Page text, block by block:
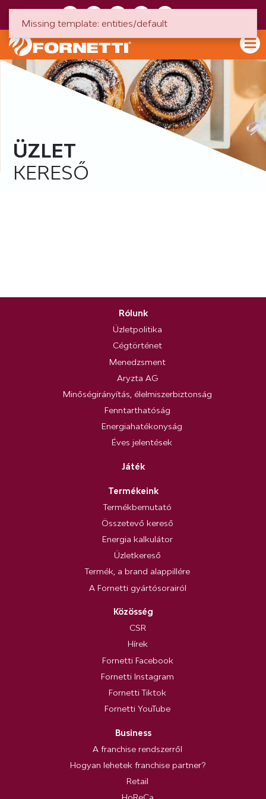
ÜZLET
KERESŐ
Rólunk
Üzletpolitika
Cégtörténet
Menedzsment
Aryzta AG
Minőségirányítás, élelmiszerbiztonság
Fenntarthatóság
Energiahatékonyság
Éves jelentések
Játék
Termékeink
Termékbemutató
Összetevő kereső
Energia kalkulátor
Üzletkereső
Termék, a brand alappillére
A Fornetti gyártósorairól
Közösség
CSR
Hírek
Fornetti Facebook
Fornetti Instagram
Fornetti Tiktok
Fornetti YouTube
Business
A franchise rendszerről
Hogyan lehetek franchise partner?
Retail
Missing template: entities/default